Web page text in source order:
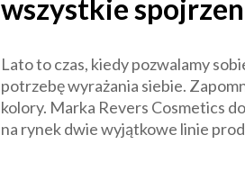
wszystkie
Lato to czas, kiedy pozwalamy
potrzebę wyrażania siebie.
kolory. Marka Revers Cosmetics
na rynek dwie wyjątkowe linie